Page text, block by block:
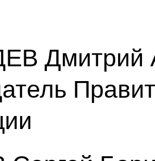
Дмитрий